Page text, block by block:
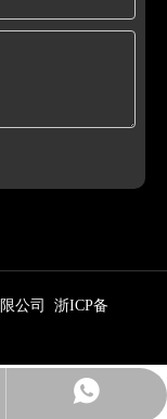
公司 浙ICP备